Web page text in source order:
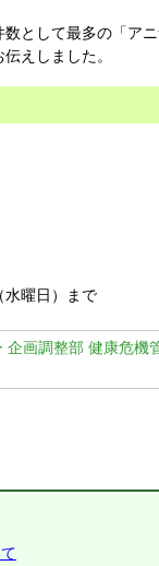
として最多の「ア
えしました。
水曜日）まで
画調整部 健康危機